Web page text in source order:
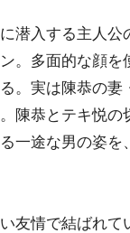
潜入する主人公
。多面的な顔
。実は陳恭の妻
陳恭とテキ悦
一途な男の姿
友情で結ばれて